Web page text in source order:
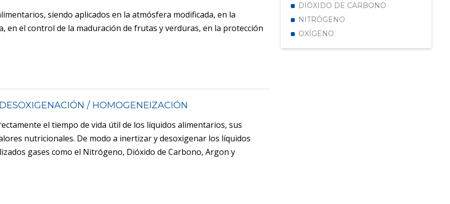
siendo aplicados en la atmósfera modificada, en la
el control de la maduración de frutas y verduras, en la protección
/ HOMOGENEIZACIÓN
el tiempo de vida útil de los líquidos alimentarios, sus
nutricionales. De modo a inertizar y desoxigenar los líquidos
gases como el Nitrógeno, Dióxido de Carbono, Argon y
DIÓXIDO DE CARBONO
NITRÓGENO
OXÍGENO